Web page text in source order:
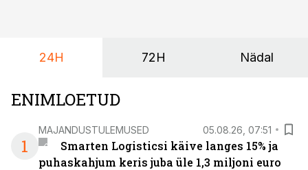
24H 72H Nädal
ENIMLOETUD
1
MAJANDUSTULEMUSED 05.08.26, 07:51
Smarten Logisticsi käive langes 15% ja
puhaskahjum keris juba üle 1,3 miljoni euro